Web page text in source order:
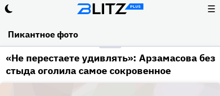
☰
Пикантное фото
«Не перестаете удивлять»: Арзамасова без
стыда оголила самое сокровенное